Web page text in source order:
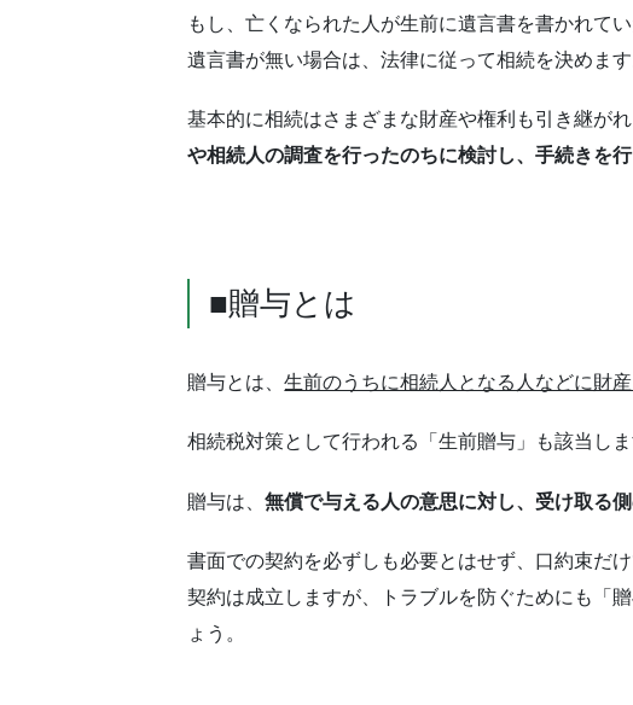
もし、亡くなられた人が生前に遺言書を書かれて
遺言書が無い場合は、法律に従って相続を決めます
基本的に相続はさまざまな財産や権利も引き継が
や相続人の調査を行ったのちに検討し、手続きを行
■贈与とは
贈与とは、生前のうちに相続人となる人などに財
相続税対策として行われる「生前贈与」も該当しま
贈与は、無償で与える人の意思に対し、受け取る
書面での契約を必ずしも必要とはせず、口約束だ
契約は成立しますが、トラブルを防ぐためにも「
ょう。